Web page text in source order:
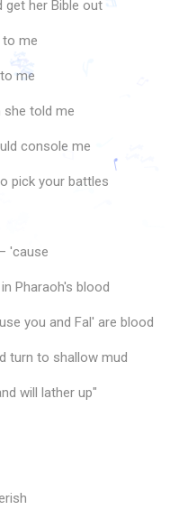
her Bible out
to me
me
she told me
console me
pick your battles
'cause
Pharaoh's blood
you and Fal' are blood
turn to shallow mud
will lather up"
♩
♫
🎵
🎶
♫
🎶
♬
🎶